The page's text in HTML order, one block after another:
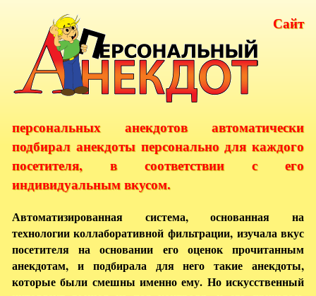
Сайт
персональных анекдотов автоматически
подбирал анекдоты персонально для каждого
посетителя, в соответствии с его
индивидуальным вкусом.
Автоматизированная система, основанная на
технологии коллаборативной фильтрации, изучала вкус
посетителя на основании его оценок прочитанным
анекдотам, и подбирала для него такие анекдоты,
которые были смешны именно ему. Но искусственный